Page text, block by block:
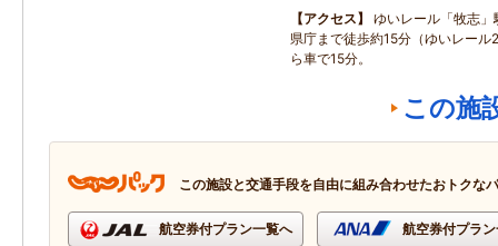
アクセス
ゆいレール「牧志
県庁まで徒歩約15分（ゆいレール
ら車で15分。
この施
この施設と交通手段を自由に組み合わせたおトクな
航空券付プラン一覧へ 航空券付プラ